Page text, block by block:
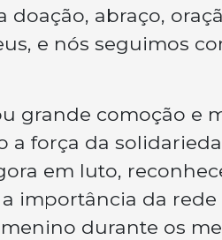
doação, abraço,
e nós seguimos
grande comoção e
a força da
em luto,
importância da
durante os